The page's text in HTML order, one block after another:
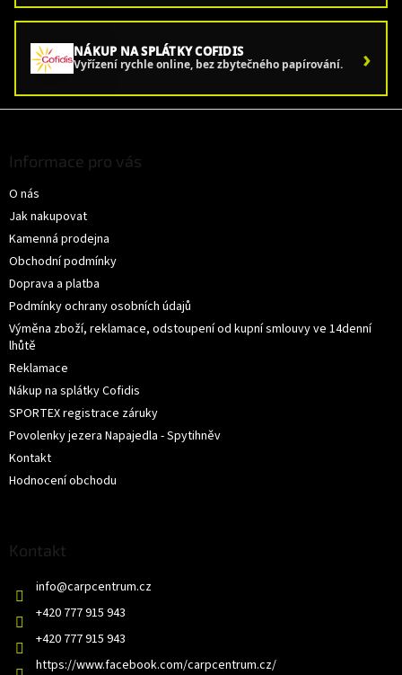
í
p
r
v
y
v
NÁKUP NA SPLÁTKY COFIDIS
Vyřízení rychle online, bez zbytečného papírování. ›
Informace pro vás
O nás
Jak nakupovat
Kamenná prodejna
Obchodní podmínky
Doprava a platba
Podmínky ochrany osobních údajů
Výměna zboží, reklamace, odstoupení od kupní smlouvy ve 14denní
lhůtě
Reklamace
Nákup na splátky Cofidis
SPORTEX registrace záruky
Povolenky jezera Napajedla - Spytihněv
Kontakt
Hodnocení obchodu
Kontakt
info@carpcentrum.cz
+420 777 915 943
+420 777 915 943
https://www.facebook.com/carpcentrum.cz/